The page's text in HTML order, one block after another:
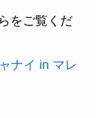
をご覧くだ
ナイ in マレ